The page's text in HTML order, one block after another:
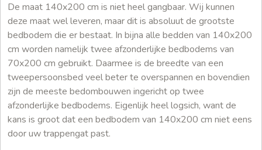
De maat 140x200 cm is niet heel gangbaar. Wij kunnen
deze maat wel leveren, maar dit is absoluut de grootste
bedbodem die er bestaat. In bijna alle bedden van 140x200
cm worden namelijk twee afzonderlijke bedbodems van
70x200 cm gebruikt. Daarmee is de breedte van een
tweepersoonsbed veel beter te overspannen en bovendien
zijn de meeste bedombouwen ingericht op twee
afzonderlijke bedbodems. Eigenlijk heel logsich, want de
kans is groot dat een bedbodem van 140x200 cm niet eens
door uw trappengat past.